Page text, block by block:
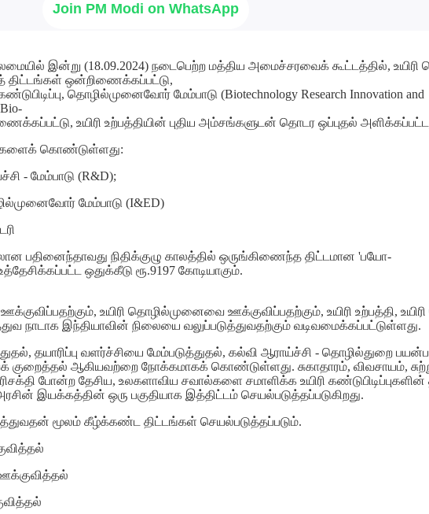
Join PM Modi on WhatsApp
இன்று (18.09.2024) நடைபெற்ற மத்திய அமைச்சரவைக் கூட்டத்தில், உயிரி
திட்டங்கள் ஒன்றிணைக்கப்பட்டு,
தொழில்முனைவோர் மேம்பாடு (Biotechnology Research Innovation and
உயிரி உற்பத்தியின் புதிய அம்சங்களுடன் தொடர ஒப்புதல்
கொண்டுள்ளது:
- மேம்பாடு (R&D);
மேம்பாடு (I&ED)
பதினைந்தாவது நிதிக்குழு காலத்தில் ஒருங்கிணைந்த திட்டமான 'பயோ-
ஒதுக்கீடு ரூ.9197 கோடியாகும்.
உயிரி தொழில்முனைவை ஊக்குவிப்பதற்கும், உயிரி உற்பத்தி,
நாடாக இந்தியாவின் நிலையை வலுப்படுத்துவதற்கும் வடிவமைக்கப்பட்டுள்ளது.
தயாரிப்பு வளர்ச்சியை மேம்படுத்துதல், கல்வி ஆராய்ச்சி - தொழில்துறை
ஆகியவற்றை நோக்கமாகக் கொண்டுள்ளது. சுகாதாரம், விவசாயம்,
போன்ற தேசிய, உலகளாவிய சவால்களை சமாளிக்க உயிரி
இயக்கத்தின் ஒரு பகுதியாக இத்திட்டம் செயல்படுத்தப்படுகிறது.
மூலம் கீழ்க்கண்ட திட்டங்கள் செயல்படுத்தப்படும்.